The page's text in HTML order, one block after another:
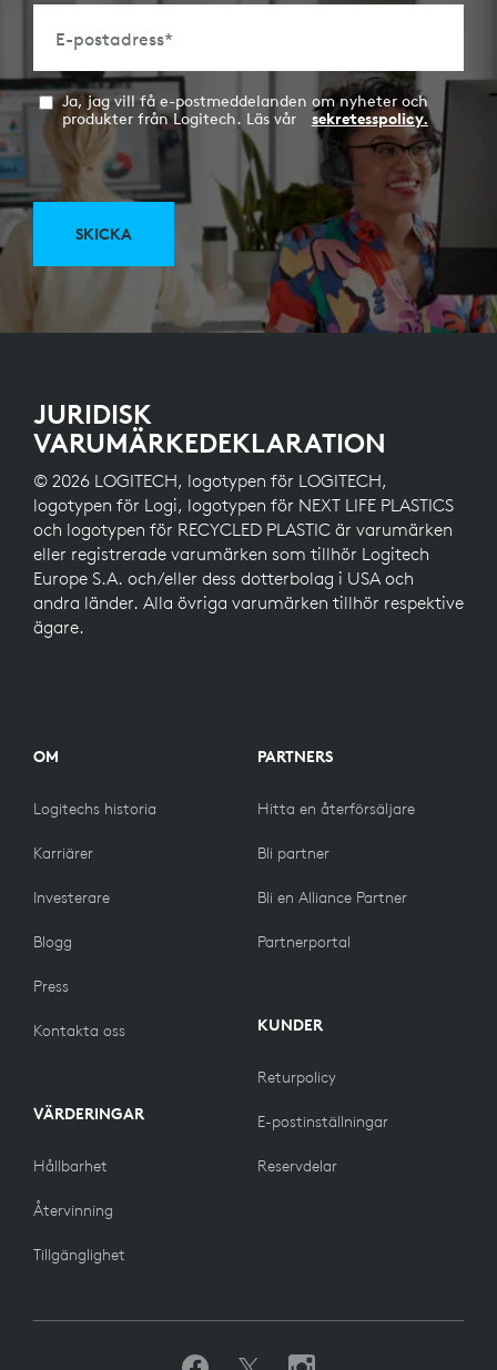
E-postadress*
Ja, jag vill få e-postmeddelanden om nyheter och
produkter från Logitech. Läs vår
sekretesspolicy.
SKICKA
JURIDISK
VARUMÄRKEDEKLARATION
© 2026 LOGITECH, logotypen för LOGITECH,
logotypen för Logi, logotypen för NEXT LIFE PLASTICS
och logotypen för RECYCLED PLASTIC är varumärken
eller registrerade varumärken som tillhör Logitech
Europe S.A. och/eller dess dotterbolag i USA och
andra länder. Alla övriga varumärken tillhör respektive
ägare.
OM
Logitechs historia
Karriärer
Investerare
Blogg
Press
Kontakta oss
VÄRDERINGAR
Hållbarhet
Återvinning
Tillgänglighet
PARTNERS
Hitta en återförsäljare
Bli partner
Bli en Alliance Partner
Partnerportal
KUNDER
Returpolicy
E-postinställningar
Reservdelar